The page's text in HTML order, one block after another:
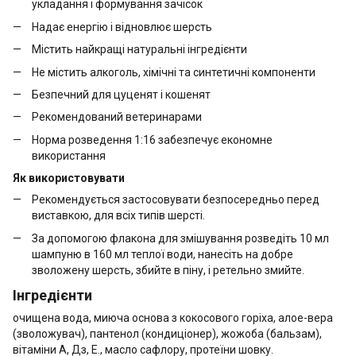
укладання і формування зачісок
Надає енергію і відновлює шерсть
Містить найкращі натуральні інгредієнти
Не містить алкоголь, хімічні та синтетичні компоненти
Безпечний для цуценят і кошенят
Рекомендований ветеринарами
Норма розведення 1:16 забезпечує економне
використання
Як використовувати
Рекомендується застосовувати безпосередньо перед
виставкою, для всіх типів шерсті.
За допомогою флакона для змішування розведіть 10 мл
шампуню в 160 мл теплої води, нанесіть на добре
зволожену шерсть, збийте в піну, і ретельно змийте.
Інгредієнти
очищена вода, миюча основа з кокосового горіха, алое-вера
(зволожувач), пантенол (кондиціонер), жожоба (бальзам),
вітаміни А, Дз, Е., масло сафлору, протеїни шовку.